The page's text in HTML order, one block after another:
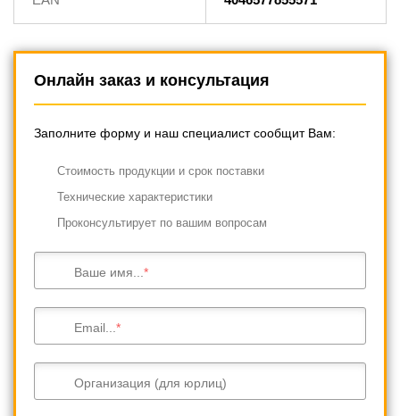
Онлайн заказ и консультация
Заполните форму и наш специалист сообщит Вам:
Cтоимость продукции и срок поставки
Технические характеристики
Проконсультирует по вашим вопросам
Ваше имя...
Email...
Организация (для юрлиц)